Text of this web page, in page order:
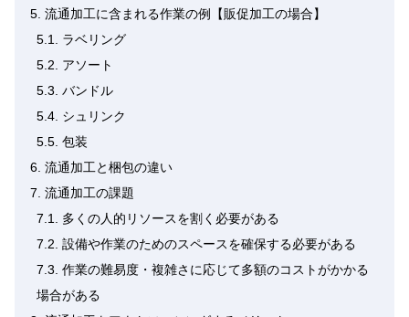
5. 流通加工に含まれる作業の例【販促加工の場合】
5.1.
ラベリング
5.2.
アソート
5.3. バンドル
5.4. シュリンク
5.5. 包装
6. 流通加工と梱包の違い
7. 流通加工の課題
7.1.
多くの人的リソースを割く必要がある
7.2. 設備や作業のためのスペースを確保する必要がある
7.3. 作業の難易度・複雑さに応じて多額のコストがかかる
場合がある